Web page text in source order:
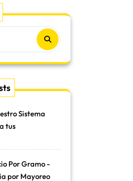
Sistema
tus
Por Gramo -
por Mayoreo